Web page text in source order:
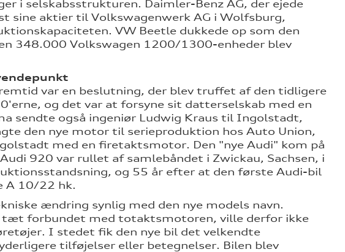
i selskabsstrukturen. Daimler-Benz AG, der ejede
sine aktier til Volkswagenwerk AG i Wolfsburg,
VW Beetle dukkede op som den
348.000 Volkswagen 1200/1300-enheder blev
var en beslutning, der blev truffet af den tidligere
og det var at forsyne sit datterselskab med en
sendte også ingeniør Ludwig Kraus til Ingolstadt,
den nye motor til serieproduktion hos Auto Union,
med en firetaktsmotor. Den "nye Audi" kom på
920 var rullet af samlebåndet i Zwickau, Sachsen, i
og 55 år efter at den første Audi-bil
A 10/22 hk.
ændring synlig med den nye models navn.
forbundet med totaktsmotoren, ville derfor ikke
I stedet fik den nye bil det velkendte
tilføjelser eller betegnelser. Bilen blev